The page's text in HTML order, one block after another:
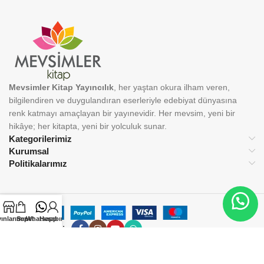
Kategorilerimiz
Kurumsal
Politikalarımız
Mevsimler Kitap Yayıncılık , her yaştan okura ilham veren,
bilgilendiren ve duygulandıran eserleriyle edebiyat dünyasına
renk katmayı amaçlayan bir yayınevidir. Her mevsim, yeni bir
hikâye; her kitapta, yeni bir yolculuk sunar.
BİZİ TAKİP EDİN:
SepetWhatsapp
Hesabım